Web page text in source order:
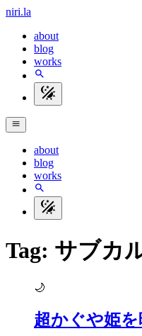
niri.la
about
blog
works
about
blog
works
Tag: サブカ
🌙
超かぐや姫を